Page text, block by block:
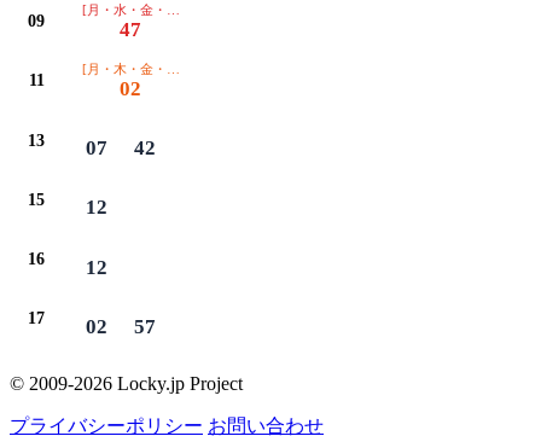
09
[月・水・金・日のみ運行]
47
11
[月・木・金・日のみ運行]
02
13 07 42
15 12
16 12
17 02 57
© 2009-2026 Locky.jp Project
プライバシーポリシー お問い合わせ